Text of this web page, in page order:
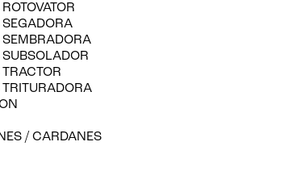
SEMBRADORA
/ CARDANES